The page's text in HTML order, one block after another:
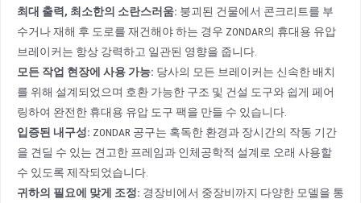
최대 출력, 최소한의 소란스러움: 붕괴된 건물에서 콘크리트를 부
수거나 재해 후 도로를 재건해야 하는 경우 ZONDAR의 휴대용 유압
브레이커는 항상 강력하고 일관된 영향을 줍니다.
모든 작업 현장에 사용 가능: 당사의 모든 브레이커는 신속한 배치
를 위해 설계되었으며 호환 가능한 구조 및 건설 도구와 쉽게 페어
링하여 완전한 휴대용 유압 도구 팩을 만들 수 있습니다.
입증된 내구성: ZONDAR 공구는 혹독한 환경과 장시간의 작동 기간
을 견딜 수 있는 견고한 프레임과 인체공학적 설계로 오래 사용할
수 있도록 제작되었습니다.
귀하의 필요에 맞게 조정: 경장비에서 중장비까지 다양한 모델을 통